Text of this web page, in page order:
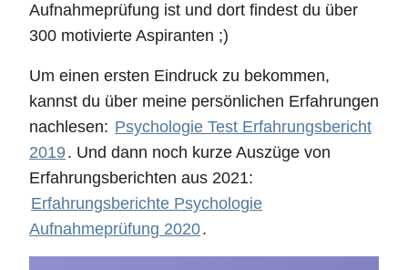
Aufnahmeprüfung ist und dort findest du über
300 motivierte Aspiranten ;)
Um einen ersten Eindruck zu bekommen,
kannst du über meine persönlichen Erfahrungen
nachlesen: Psychologie Test Erfahrungsbericht
2019. Und dann noch kurze Auszüge von
Erfahrungsberichten aus 2021:
Erfahrungsberichte Psychologie
Aufnahmeprüfung 2020.